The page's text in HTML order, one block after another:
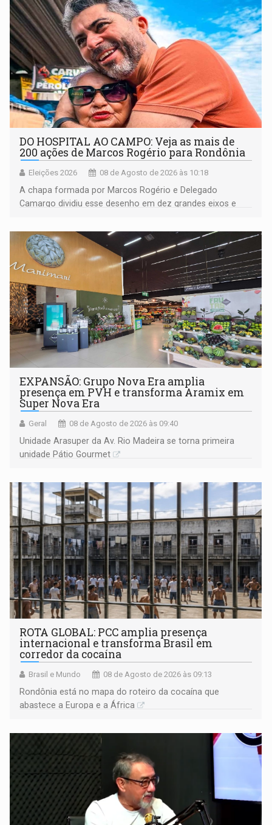
DO HOSPITAL AO CAMPO: Veja as mais de
200 ações de Marcos Rogério para Rondônia
Eleições 2026 08 de Agosto de 2026 às 10:18
A chapa formada por Marcos Rogério e Delegado
Camargo dividiu esse desenho em dez grandes eixos e
EXPANSÃO: Grupo Nova Era amplia
presença em PVH e transforma Aramix em
Super Nova Era
Geral 08 de Agosto de 2026 às 09:40
Unidade Arasuper da Av. Rio Madeira se torna primeira
unidade Pátio Gourmet
ROTA GLOBAL: PCC amplia presença
internacional e transforma Brasil em
corredor da cocaína
Brasil e Mundo 08 de Agosto de 2026 às 09:13
Rondônia está no mapa do roteiro da cocaína que
abastece a Europa e a África